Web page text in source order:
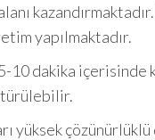
yapılmaktadır.
dakika içerisinde
yüksek